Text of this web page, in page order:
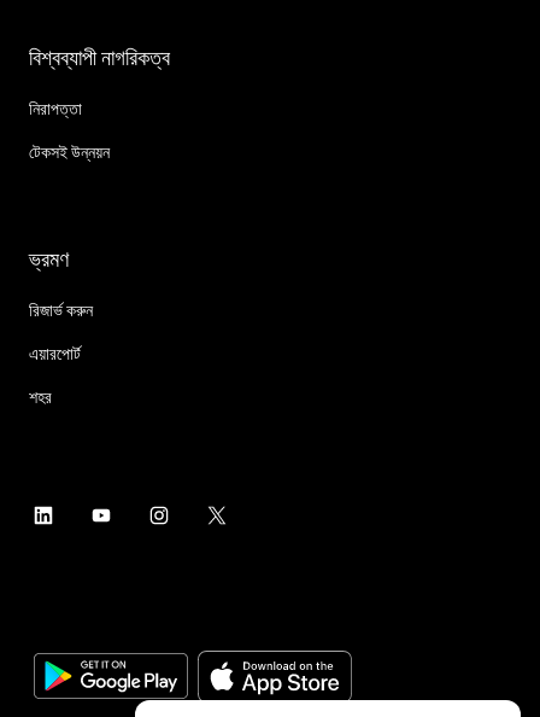
বিশ্বব্যাপী নাগরিকত্ব
নিরাপত্তা
টেকসই উন্নয়ন
ভ্রমণ
রিজার্ভ করুন
এয়ারপোর্ট
শহর